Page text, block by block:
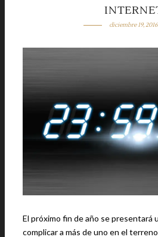
diciembre 19, 2016
El próximo fin de año se presentará
complicar a más de uno en el